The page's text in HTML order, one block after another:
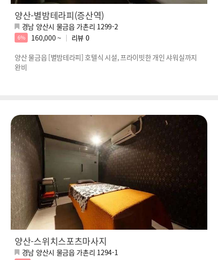
양산-별밤테라피(증산역)
경남 양산시 물금읍 가촌리 1299-2
6% 160,000 ~ 리뷰 0
양산 물금읍 [별밤테라피] 호텔식 시설, 프라이빗한 개인 샤워실까지
완비
양산-스위치스포츠마사지
경남 양산시 물금읍 가촌리 1294-1